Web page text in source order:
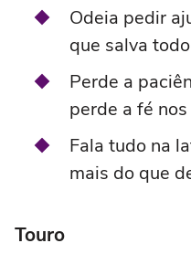
Odeia pedir
que salva
Perde a
perde a fé
Fala tudo na
mais do que
Touro